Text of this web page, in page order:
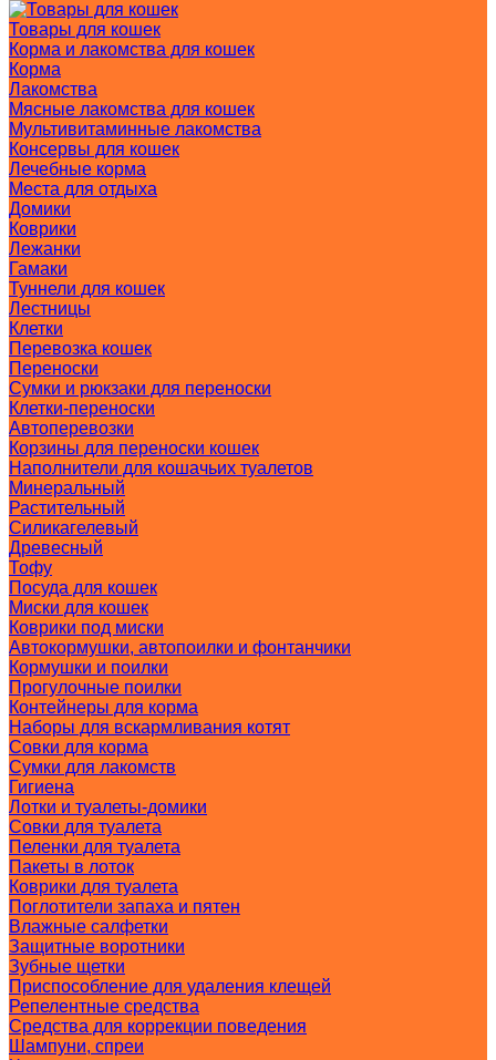
Товары для кошек
Корма и лакомства для кошек
Корма
Лакомства
Мясные лакомства для кошек
Мультивитаминные лакомства
Консервы для кошек
Лечебные корма
Места для отдыха
Домики
Коврики
Лежанки
Гамаки
Туннели для кошек
Лестницы
Клетки
Перевозка кошек
Переноски
Сумки и рюкзаки для переноски
Клетки-переноски
Автоперевозки
Корзины для переноски кошек
Наполнители для кошачьих туалетов
Минеральный
Растительный
Силикагелевый
Древесный
Тофу
Посуда для кошек
Миски для кошек
Коврики под миски
Автокормушки, автопоилки и фонтанчики
Кормушки и поилки
Прогулочные поилки
Контейнеры для корма
Наборы для вскармливания котят
Совки для корма
Сумки для лакомств
Гигиена
Лотки и туалеты-домики
Совки для туалета
Пеленки для туалета
Пакеты в лоток
Коврики для туалета
Поглотители запаха и пятен
Влажные салфетки
Защитные воротники
Зубные щетки
Приспособление для удаления клещей
Репелентные средства
Средства для коррекции поведения
Шампуни, спреи